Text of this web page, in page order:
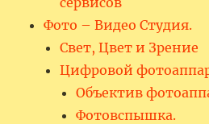
Фото – Видео Студия.
Свет, Цвет и Зрение
Цифровой
Объектив
Фотовспышка.